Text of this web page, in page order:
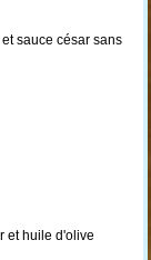
sauce césar sans
et huile d'olive